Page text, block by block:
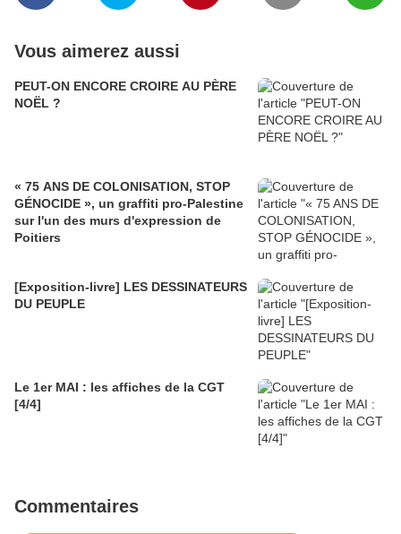
Vous aimerez aussi
PEUT-ON ENCORE CROIRE AU PÈRE
NOËL ?
« 75 ANS DE COLONISATION, STOP
GÉNOCIDE », un graffiti pro-Palestine
sur l'un des murs d'expression de
Poitiers
[Exposition-livre] LES DESSINATEURS
DU PEUPLE
Le 1er MAI : les affiches de la CGT
[4/4]
Commentaires